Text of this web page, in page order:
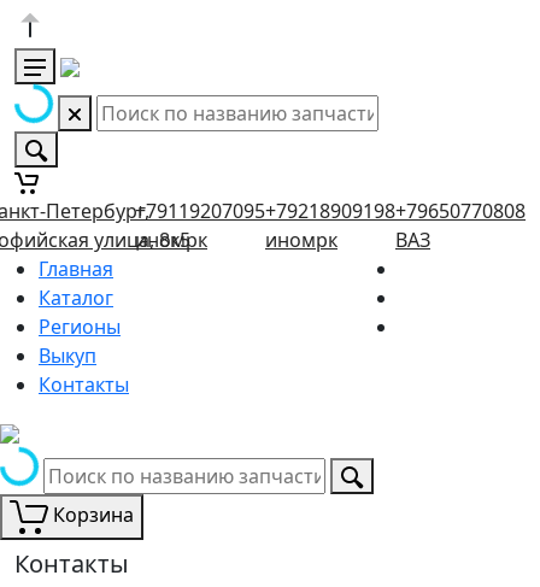
Петербург,
улица, 8к5
+79119207095
иномрк
+79218909198
иномрк
+79650770808
ВАЗ
Главная
Каталог
Регионы
Выкуп
Контакты
Корзина
Контакты